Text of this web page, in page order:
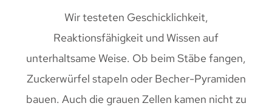
Wir testeten Geschicklichkeit,
Reaktionsfähigkeit und Wissen auf
unterhaltsame Weise. Ob beim Stäbe fangen,
Zuckerwürfel stapeln oder Becher-Pyramiden
bauen. Auch die grauen Zellen kamen nicht zu